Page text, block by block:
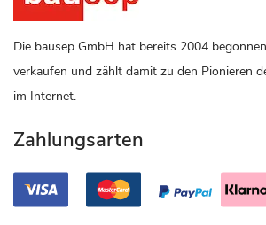
Die bausep GmbH hat bereits 2004
verkaufen und zählt damit zu den Pionieren
im Internet.
Zahlungsarten